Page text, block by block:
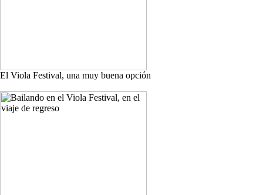
El Viola Festival, una muy buena opción